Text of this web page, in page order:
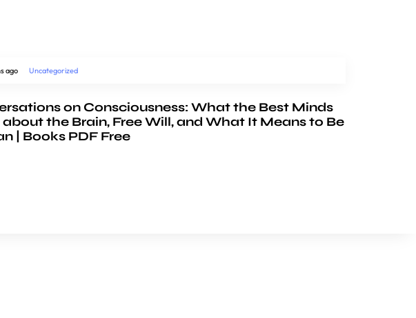
ago Uncategorized
on Consciousness: What the Best Minds
about the Brain, Free Will, and What It Means to Be
| Books PDF Free